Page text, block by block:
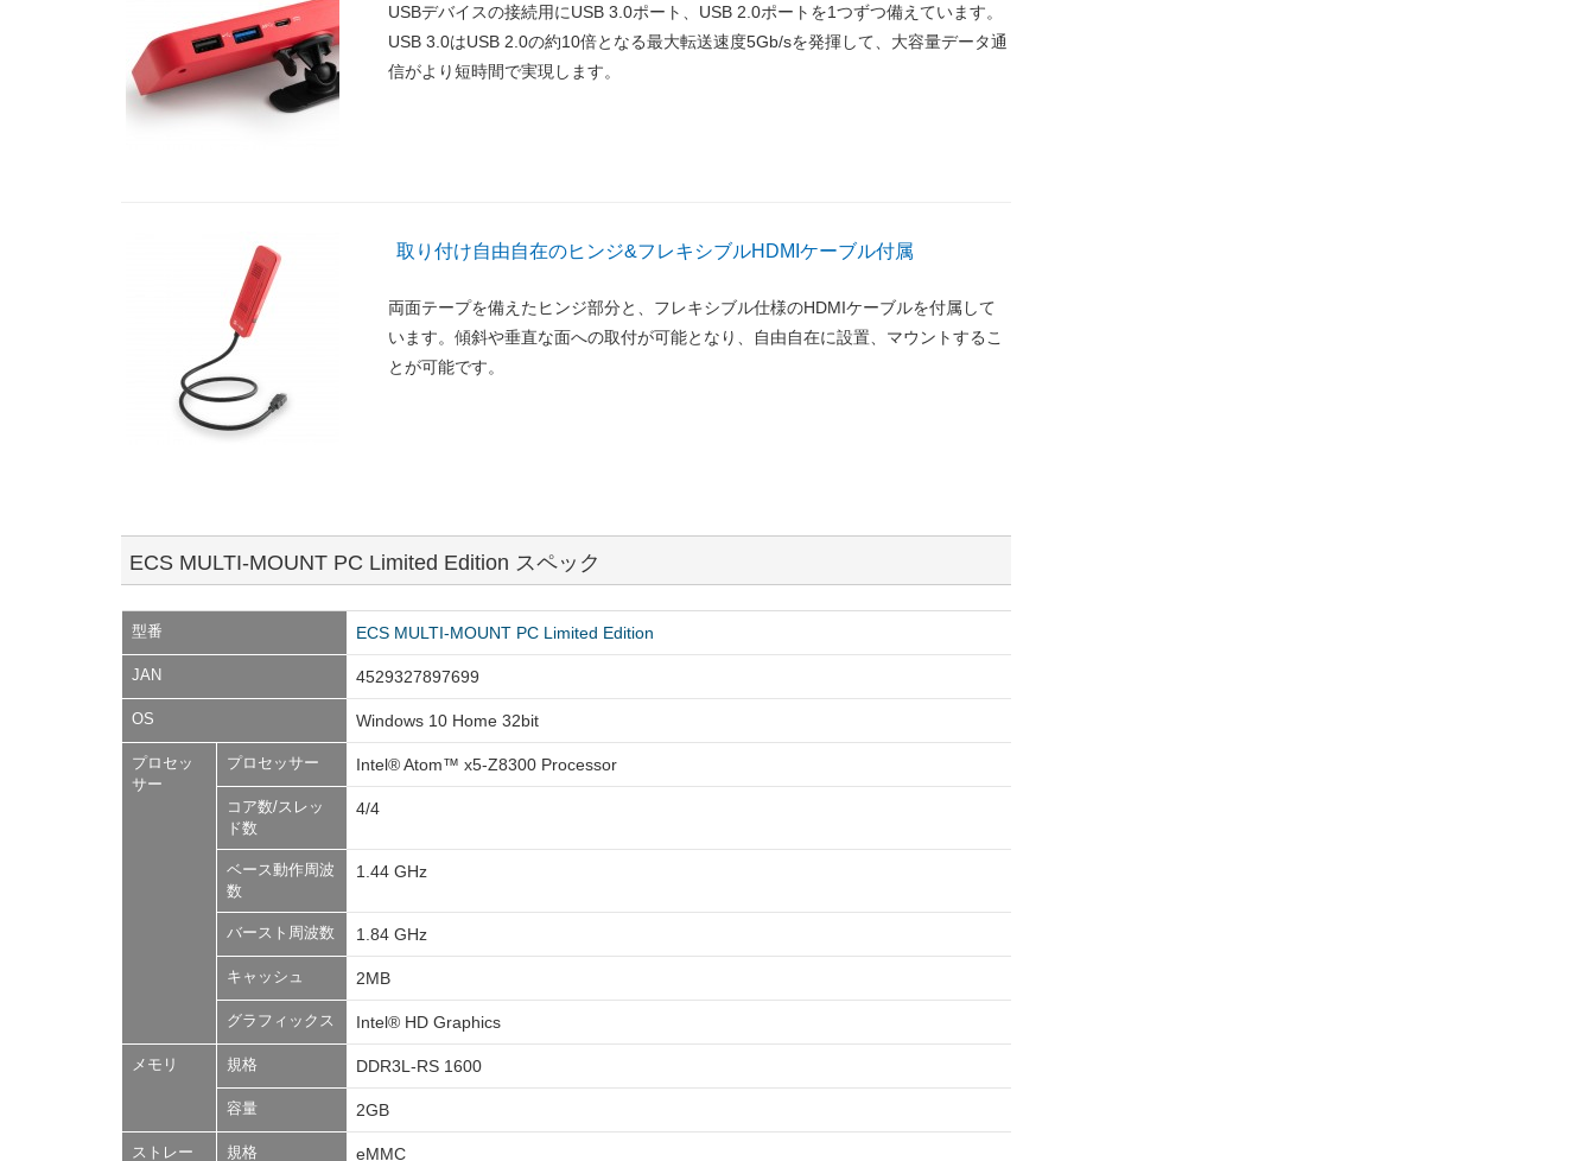
USBデバイスの接続用にUSB 3.0ポート、USB 2.0ポートを1つずつ備えています。
USB 3.0はUSB 2.0の約10倍となる最大転送速度5Gb/sを発揮して、大容量データ通
信がより短時間で実現します。
取り付け自由自在のヒンジ&フレキシブルHDMIケーブル付属
両面テープを備えたヒンジ部分と、フレキシブル仕様のHDMIケーブルを付属して
います。傾斜や垂直な面への取付が可能となり、自由自在に設置、マウントするこ
とが可能です。
ECS MULTI-MOUNT PC Limited Edition スペック
型番 ECS MULTI-MOUNT PC Limited Edition
JAN 4529327897699
OS Windows 10 Home 32bit
プロセッ
サー
プロセッサー Intel® Atom™ x5-Z8300 Processor
コア数/スレッ
ド数
4/4
ベース動作周波
数
1.44 GHz
バースト周波数 1.84 GHz
キャッシュ 2MB
グラフィックス Intel® HD Graphics
メモリ 規格 DDR3L-RS 1600
容量 2GB
ストレー 規格 eMMC